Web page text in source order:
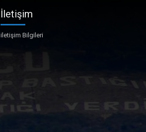
İletişim
iletişim Bilgileri